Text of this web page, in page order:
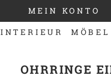
MEIN KONTO
INTERIEUR MÖBEL
OHRRINGE